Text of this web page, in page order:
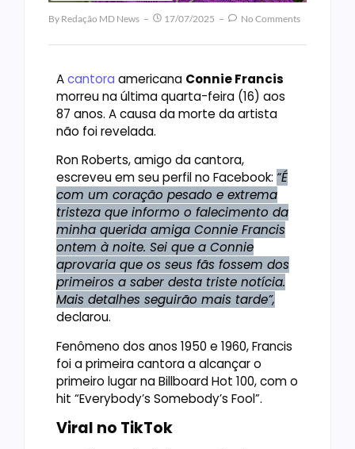
By Redação MD News 17/07/2025 No Comments
Acantora americana Connie Francis
morreu na última quarta-feira (16) aos
87 anos. A causa da morte da artista
não foi revelada.
Ron Roberts, amigo da cantora,
escreveu em seu perfil no Facebook: “É
com um coração pesado e extrema
tristeza que informo o falecimento da
minha querida amiga Connie Francis
ontem à noite. Sei que a Connie
aprovaria que os seus fãs fossem dos
primeiros a saber desta triste notícia.
Mais detalhes seguirão mais tarde”,
declarou.
Fenômeno dos anos 1950 e 1960, Francis
foi a primeira cantora a alcançar o
primeiro lugar na Billboard Hot 100, com o
hit “Everybody’s Somebody’s Fool”.
Viral no TikTok